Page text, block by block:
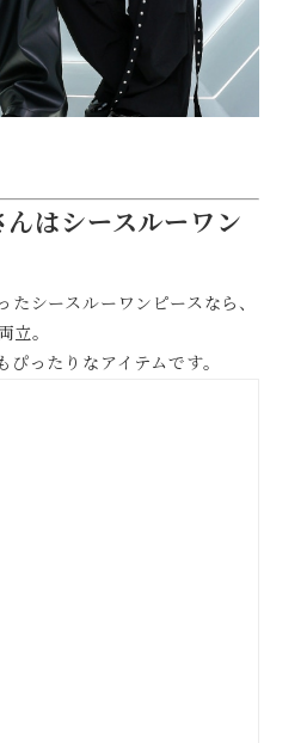
んはシースルーワン
たシースルーワンピースなら、
立。
ぴったりなアイテムです。